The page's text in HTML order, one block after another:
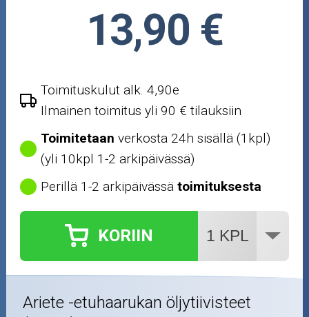
Outlet-tuotteet13,90 €
Toimituskulut alk. 4,90e
Ilmainen toimitus yli 90 € tilauksiin
Toimitetaan verkosta 24h sisällä (1kpl)
(yli 10kpl 1-2 arkipäivässä)
Perillä 1-2 arkipäivässätoimituksesta
KORIIN
Ariete -etuhaarukan öljytiivisteet